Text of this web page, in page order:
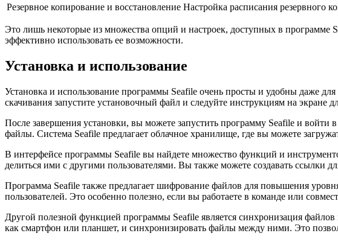
Резервное копирование и восстановление Настройка расписания резервного
Это лишь некоторые из множества опций и настроек, доступных в программе
эффективно использовать ее возможности.
Установка и использование
Установка и использование программы Seafile очень просты и удобны даже
скачивания запустите установочный файл и следуйте инструкциям на экране
После завершения установки, вы можете запустить программу Seafile и войти
файлы. Система Seafile предлагает облачное хранилище, где вы можете
В интерфейсе программы Seafile вы найдете множество функций и
делиться ими с другими пользователями. Вы также можете создавать ссылки
Программа Seafile также предлагает шифрование файлов для повышения
пользователей. Это особенно полезно, если вы работаете в команде или
Другой полезной функцией программы Seafile является синхронизация
как смартфон или планшет, и синхронизировать файлы между ними. Это